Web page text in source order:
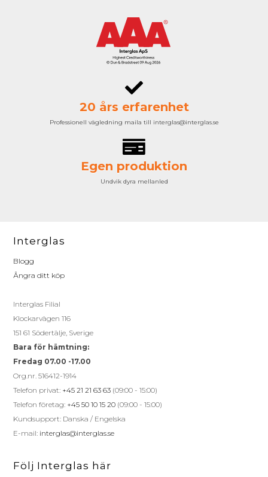
20 års erfarenhet
Professionell vägledning maila till interglas@interglas.se
Egen produktion
Undvik dyra mellanled
Interglas
Blogg
Ångra ditt köp
Interglas Filial
Klockarvägen 116
151 61 Södertälje, Sverige
Bara för hämtning:
Fredag 07.00 -17.00
Org.nr. 516412-1914
Telefon privat: +45 21 21 63 63 (09:00 - 15:00)
Telefon företag: +45 50 10 15 20 (09:00 - 15:00)
Kundsupport: Danska / Engelska
E-mail: interglas@interglas.se
Följ Interglas här